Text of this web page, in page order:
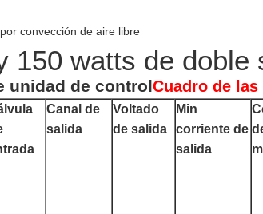
convección de aire libre
150 watts de doble
unidad de controlCuadro de
Canal de
salida
Voltado
de salida
Min
corriente de
salida